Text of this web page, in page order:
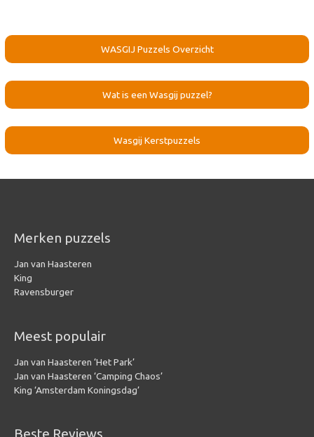
WASGIJ Puzzels Overzicht
Wat is een Wasgij puzzel?
Wasgij Kerstpuzzels
Merken puzzels
Jan van Haasteren
King
Ravensburger
Meest populair
Jan van Haasteren ‘Het Park’
Jan van Haasteren ‘Camping Chaos’
King ‘Amsterdam Koningsdag’
Beste Reviews